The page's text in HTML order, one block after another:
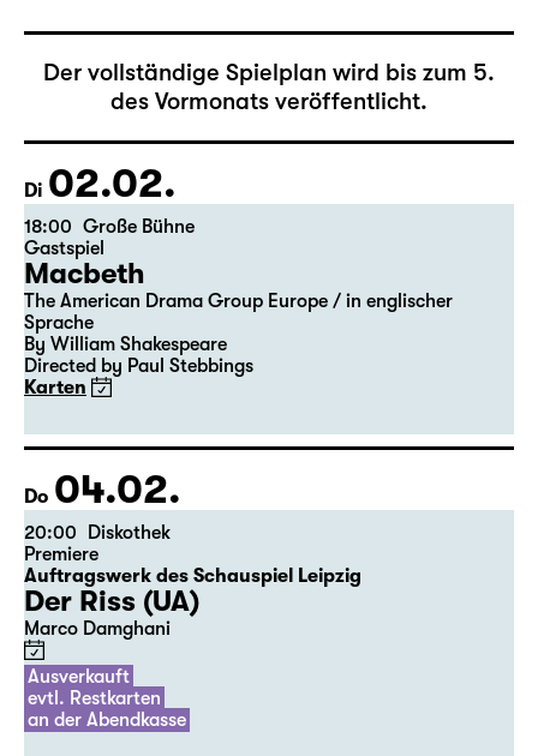
Februar 2027
Der vollständige Spielplan wird bis zum 5.
des Vormonats veröffentlicht.
Di 02.02.
18:00 Große Bühne
Gastspiel
Macbeth
The American Drama Group Europe / in englischer
By William Shakespeare
Directed by Paul Stebbings
Karten
Do 04.02.
20:00 Diskothek
Premiere
Auftragswerk des Schauspiel Leipzig
Der Riss (UA)
Marco Damghani